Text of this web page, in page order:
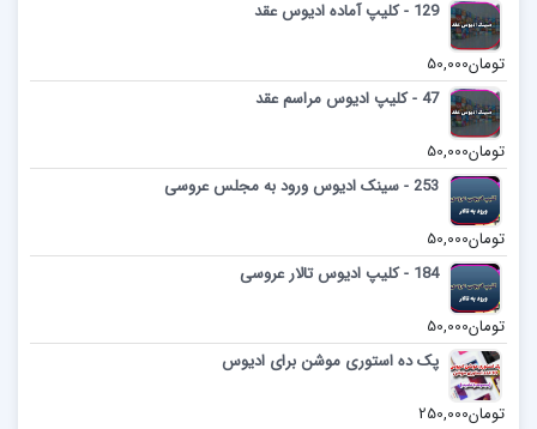
129 - کلیپ آماده ادیوس عقد
تومان50,000
47 - کلیپ ادیوس مراسم عقد
تومان50,000
253 - سینک ادیوس ورود به مجلس عروسی
تومان50,000
184 - کلیپ ادیوس تالار عروسی
تومان50,000
پک ده استوری موشن برای ادیوس
تومان250,000